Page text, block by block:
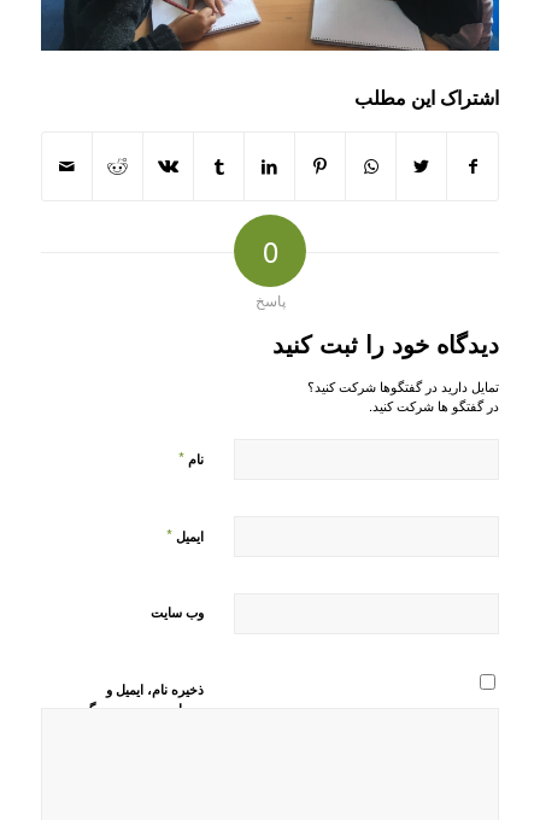
اشتراک این مطلب
0
پاسخ
دیدگاه خود را ثبت کنید
تمایل دارید در گفتگوها شرکت کنید؟
در گفتگو ها شرکت کنید.
نام *
ایمیل *
وب‌ سایت
ذخیره نام، ایمیل و
وبسایت من در مرورگر